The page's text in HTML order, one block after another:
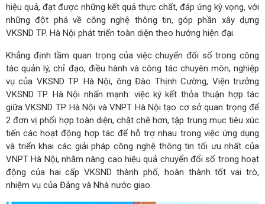
hiệu quả, đạt được những kết quả thực chất, đáp ứng kỳ vọng, với
những đột phá về công nghệ thông tin, góp phần xây dựng
VKSND TP. Hà Nội phát triển toàn diện theo hướng hiện đại.
Khẳng định tầm quan trọng của việc chuyển đổi số trong công
tác quản lý, chỉ đạo, điều hành và công tác chuyên môn, nghiệp
vụ của VKSND TP. Hà Nội, ông Đào Thịnh Cường, Viện trưởng
VKSND TP. Hà Nội nhấn mạnh: việc ký kết thỏa thuận hợp tác
giữa VKSND TP. Hà Nội và VNPT Hà Nội tạo cơ sở quan trọng để
2 đơn vị phối hợp toàn diện, chặt chẽ hơn, tập trung mục tiêu xúc
tiến các hoạt động hợp tác để hỗ trợ nhau trong việc ứng dụng
và triển khai các giải pháp công nghệ thông tin tối ưu nhất của
VNPT Hà Nội, nhằm nâng cao hiệu quả chuyển đổi số trong hoạt
động của hai cấp VKSND thành phố, hoàn thành tốt vai trò,
nhiệm vụ của Đảng và Nhà nước giao.